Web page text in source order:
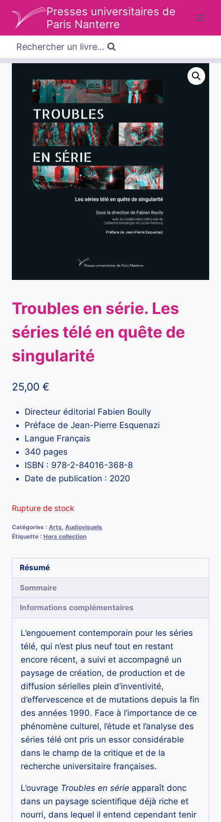
Presses universitaires de
Paris Nanterre
Rechercher un livre…
Troubles en série. Les
séries télé en quête de
singularité
25,00 €
Directeur éditorial Fabien Boully
Préface de Jean-Pierre Esquenazi
Langue Français
340 pages
ISBN : 978-2-84016-368-8
Date de publication : 2020
Rupture de stock
Catégories : Arts Audiovisuels
Étiquette : Hors collection
Résumé
Sommaire
Informations complémentaires
L’engouement contemporain pour les séries
télé, qui n’est plus neuf tout en restant
encore récent, a suivi et accompagné un
paysage de création, de production et de
diffusion sérielles plein d’inventivité,
d’effervescence et de mutations depuis la fin
des années 1990. Face à l’importance de ce
phénomène culturel, l’étude et l’analyse des
séries télé ont pris un essor considérable
dans le champ de la critique et de la
recherche universitaire françaises.
L’ouvrage Troubles en série apparaît donc
dans un paysage scientifique déjà riche et
nourri, dans lequel il entend cependant tenir